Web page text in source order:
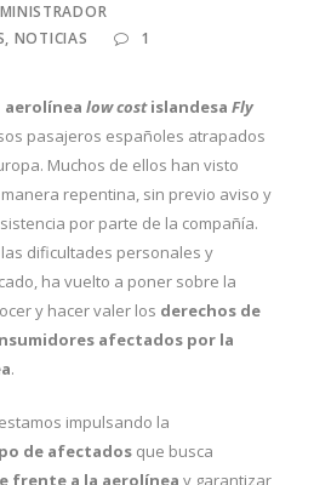
, NOTICIAS 1
low costislandesa Fly
pasajeros españoles atrapados
Muchos de ellos han visto
repentina, sin previo aviso y
por parte de la compañía.
dificultades personales y
ha vuelto a poner sobre la
y hacer valer los derechos de
afectados por la
.
impulsando la
de afectados que busca
frente a la aerolínea y garantizar